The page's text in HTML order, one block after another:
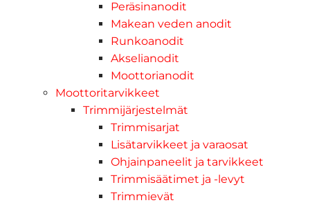
Peräsinanodit
Makean veden anodit
Runkoanodit
Akselianodit
Moottorianodit
Moottoritarvikkeet
Trimmijärjestelmät
Trimmisarjat
Lisätarvikkeet ja varaosat
Ohjainpaneelit ja tarvikkeet
Trimmisäätimet ja -levyt
Trimmievät